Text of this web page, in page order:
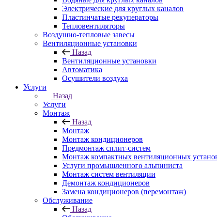
Электрические для круглых каналов
Пластинчатые рекуператоры
Тепловентиляторы
Воздушно-тепловые завесы
Вентиляционные установки
Назад
Вентиляционные установки
Автоматика
Осушители воздуха
Услуги
Назад
Услуги
Монтаж
Назад
Монтаж
Монтаж кондиционеров
Предмонтаж сплит-систем
Монтаж компактных вентиляционных
Услуги промышленного альпиниста
Монтаж систем вентиляции
Демонтаж кондиционеров
Замена кондиционеров (перемонтаж)
Обслуживание
Назад